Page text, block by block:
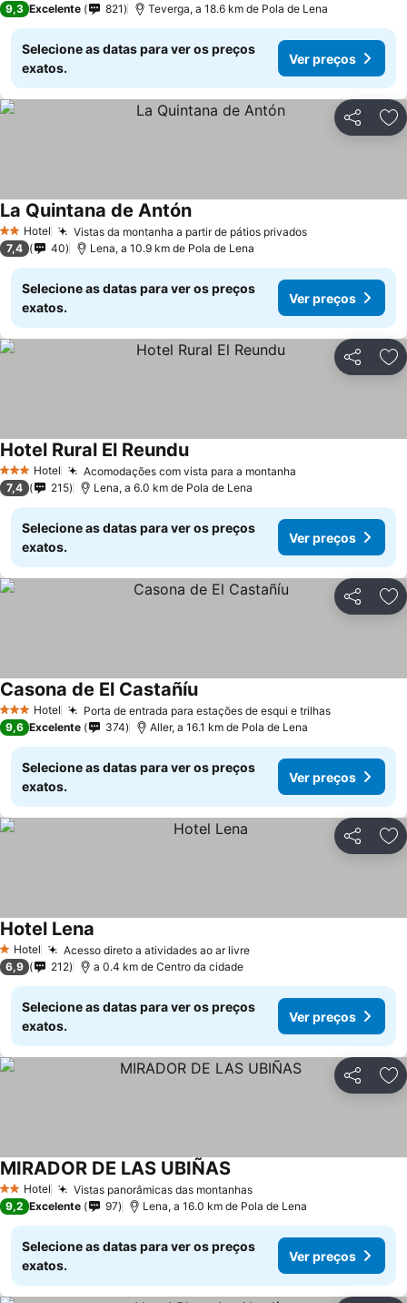
9,3 Excelente 821 Teverga, a 18.6 km de Pola de Lena
Selecione as datas para ver os preços
exatos.
Ver preços
Partilhar
2 Estrelas
Hotel Vistas da montanha a partir de pátios privadosVer preços
La Quintana de AntónVer preços
7,4 40 Lena, a 10.9 km de Pola de Lena
Selecione as datas para ver os preços
exatos.
Ver preços
Partilhar
3 EstrelasHotel Acomodações com vista para a montanha
Hotel Rural El ReunduVer preços
7,4 215 Lena, a 6.0 km de Pola de Lena
Selecione as datas para ver os preços
exatos.
Ver preços
Partilhar
3 EstrelasHotel Porta de entrada para estações de esqui e trilhasVer preços
Casona de El CastañíuVer preços
9,6 Excelente 374 Aller, a 16.1 km de Pola de Lena
Selecione as datas para ver os preços
exatos.
Ver preços
Partilhar
1 Estrelas
Hotel Acesso direto a atividades ao ar livreVer preços
Hotel Lena
6,9 212 a 0.4 km de Centro da cidade
Selecione as datas para ver os preços
exatos.
Ver preços
Partilhar
2 Estrelas
Hotel Vistas panorâmicas das montanhasVer preços
MIRADOR DE LAS UBIÑAS
9,2 Excelente 97 Lena, a 16.0 km de Pola de Lena
Selecione as datas para ver os preços
exatos.
Ver preços